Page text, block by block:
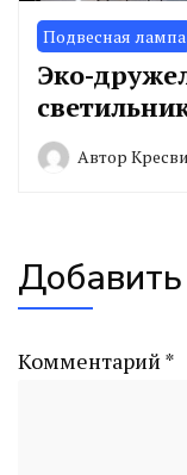
Подвесная лампа
Эко-
Автор
Комментарий *